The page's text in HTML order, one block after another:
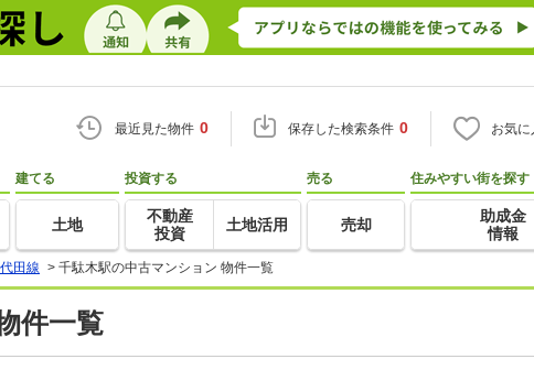
最近見た物件 0 保存した検索条件 0 お気に
建てる
土地
投資する
不動産
投資
土地活用
売る
売却
住みやすい街を探す
助成金
情報
田線 > 千駄木駅の中古マンション 物件一覧
件一覧